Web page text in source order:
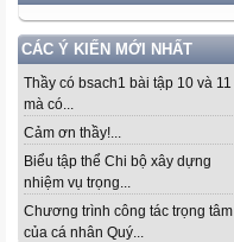
CÁC Ý KIẾN MỚI NHẤT
Thầy có bsach1 bài tập 10 và 11
mà có...
Cảm ơn thầy!...
Biểu tập thể Chi bộ xây dựng
nhiệm vụ trọng...
Chương trình công tác trọng tâm
của cá nhân Quý...